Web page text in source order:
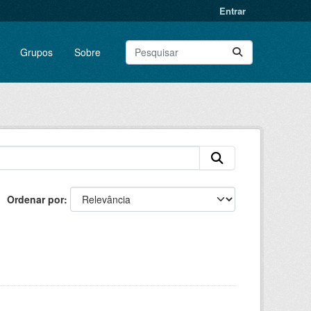
Entrar
Grupos Sobre
Ordenar por